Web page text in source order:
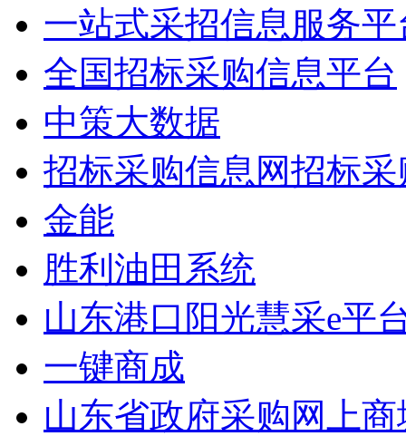
一站式采招信息服务平
全国招标采购信息平台
中策大数据
招标采购信息网招标
金能
胜利油田系统
山东港口阳光慧采e平
一键商成
山东省政府采购网上商